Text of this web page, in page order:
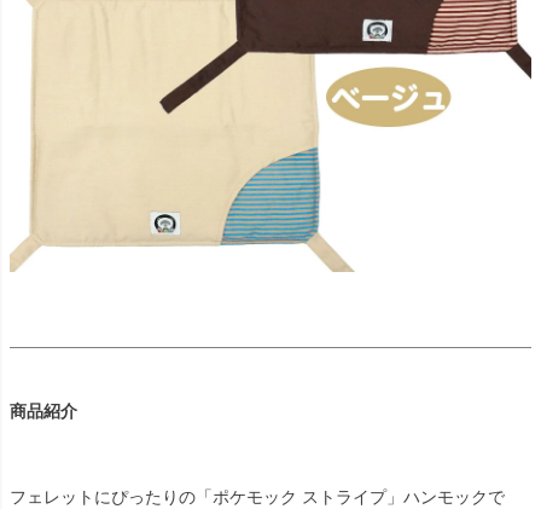
商品紹介
フェレットにぴったりの「ポケモック ストライプ」ハンモックで